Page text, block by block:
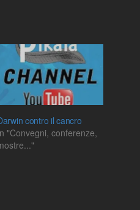
contro il cancro
"Convegni, conferenze,